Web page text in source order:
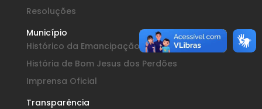
Resoluções
Município
Histórico da Emancipação
História de Bom Jesus dos Perdões
Imprensa Oficial
Transparência